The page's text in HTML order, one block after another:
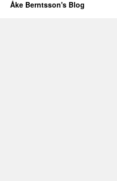
Åke Berntsson's Blog